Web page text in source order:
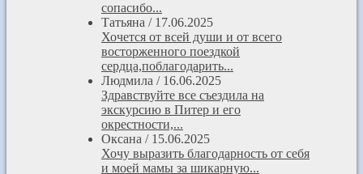
сопасибо...
Татьяна / 17.06.2025
Хочется от всей души и от всего
восторженного поездкой
сердца,поблагодарить...
Людмила / 16.06.2025
Здравствуйте все съездила на
экскурсию в Питер и его
окрестности,...
Оксана / 15.06.2025
Хочу выразить благодарность от себя
и моей мамы за шикарную...